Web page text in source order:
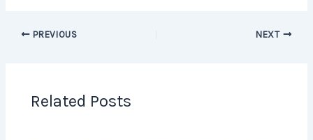
PREVIOUS NEXT
Related Posts